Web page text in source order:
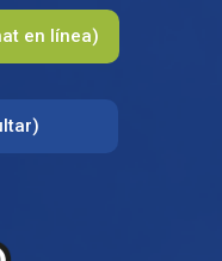
en línea)